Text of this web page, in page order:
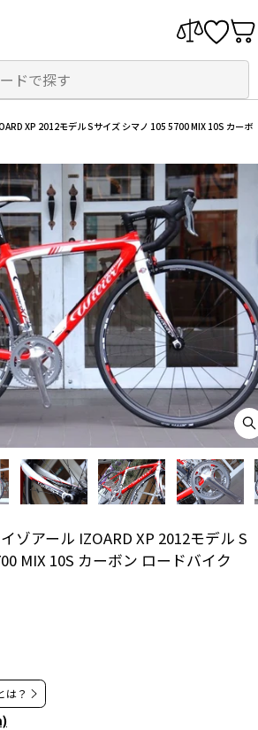
ション
XP 2012モデル Sサイズ シマノ 105 5700 MIX 10S カーボ
ゾアール IZOARD XP 2012モデル S
MIX 10S カーボン ロードバイク
は？